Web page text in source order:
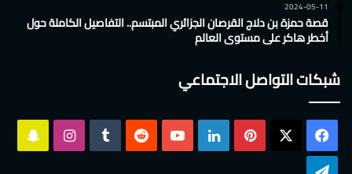
2024-05-11
قصة حمزة بن دلاج القرصان الجزائري المبتسم.. التفاصيل الكاملة حول
أخطر هاكر على مستوى العالم
شبكات التواصل الاجتماعي
فيسبوك بينتيريست لينكدإن ‫YouTube انستقرام